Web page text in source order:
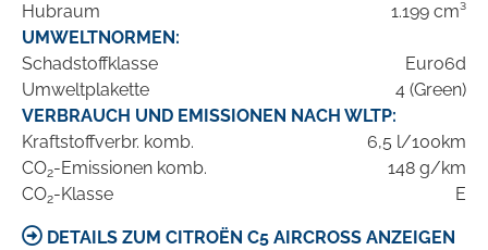
Hubraum
1.199 cm³
UMWELTNORMEN:
Schadstoffklasse
Euro6d
Umweltplakette
4 (Green)
VERBRAUCH UND EMISSIONEN NACH WLTP:
Kraftstoffverbr. komb.
6,5 l/100km
CO2-Emissionen komb.
148 g/km
CO2-Klasse E
DETAILS ZUM CITROËN C5 AIRCROSS ANZEIGEN